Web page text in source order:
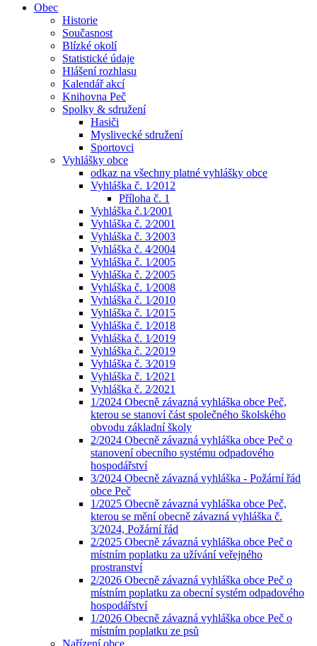
Obec
Historie
Současnost
Blízké okolí
Statistické údaje
Hlášení rozhlasu
Kalendář akcí
Knihovna Peč
Spolky & sdružení
Hasiči
Myslivecké sdružení
Sportovci
Vyhlášky obce
odkaz na všechny platné vyhlášky obce
Vyhláška č. 1⁄2012
Příloha č. 1
Vyhláška č.1⁄2001
Vyhláška č. 2⁄2001
Vyhláška č. 3⁄2003
Vyhláška č. 4⁄2004
Vyhláška č. 1⁄2005
Vyhláška č. 2⁄2005
Vyhláška č. 1⁄2008
Vyhláška č. 1⁄2010
Vyhláška č. 1⁄2015
Vyhláška č. 1⁄2018
Vyhláška č. 1⁄2019
Vyhláška č. 2⁄2019
Vyhláška č. 3⁄2019
Vyhláška č. 1⁄2021
Vyhláška č. 2⁄2021
1/2024 Obecně závazná vyhláška obce Peč,
kterou se stanoví část společného školského
obvodu základní školy
2/2024 Obecně závazná vyhláška obce Peč o
stanovení obecního systému odpadového
hospodářství
3/2024 Obecně závazná vyhláška - Požární řád
obce Peč
1/2025 Obecně závazná vyhláška obce Peč,
kterou se mění obecně závazná vyhláška č.
3/2024, Požární řád
2/2025 Obecně závazná vyhláška obce Peč o
místním poplatku za užívání veřejného
prostranství
2/2026 Obecně závazná vyhláška obce Peč o
místním poplatku za obecní systém odpadového
hospodářství
1/2026 Obecně závazná vyhláška obce Peč o
místním poplatku ze psů
Nařízení obce